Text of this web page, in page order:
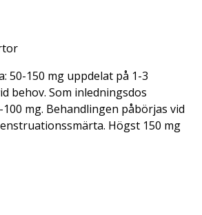
: 50-150 mg uppdelat på 1-3
behov. Som inledningsdos
mg. Behandlingen påbörjas vid
Högst 150 mg